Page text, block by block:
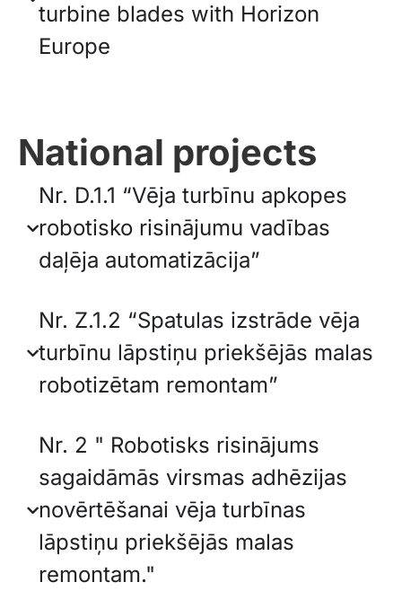
turbine blades with Horizon
Europe
National projects
Nr. D.1.1 “Vēja turbīnu apkopes
robotisko risinājumu vadības
daļēja automatizācija”
Nr. Z.1.2 “Spatulas izstrāde vēja
turbīnu lāpstiņu priekšējās malas
robotizētam remontam”
Nr. 2 " Robotisks risinājums
sagaidāmās virsmas adhēzijas
novērtēšanai vēja turbīnas
lāpstiņu priekšējās malas
remontam."